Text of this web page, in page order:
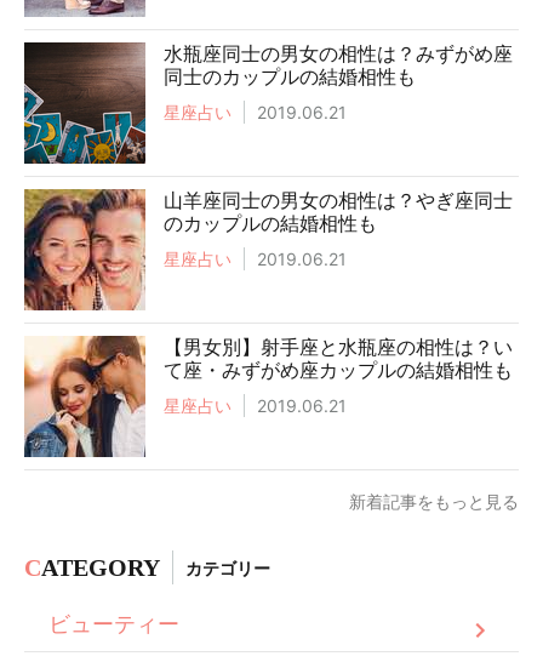
水瓶座同士の男女の相性は？みずがめ座
同士のカップルの結婚相性も
星座占い 2019.06.21
山羊座同士の男女の相性は？やぎ座同士
のカップルの結婚相性も
星座占い 2019.06.21
【男女別】射手座と水瓶座の相性は？い
て座・みずがめ座カップルの結婚相性も
星座占い 2019.06.21
新着記事をもっと見る
CATEGORY カテゴリー
ビューティー